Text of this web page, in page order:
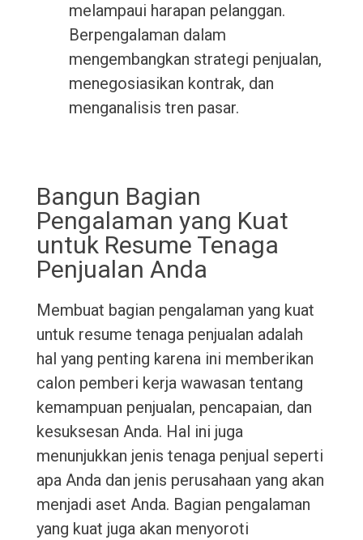
melampaui harapan pelanggan.
Berpengalaman dalam
mengembangkan strategi penjualan,
menegosiasikan kontrak, dan
menganalisis tren pasar.
Bangun Bagian
Pengalaman yang Kuat
untuk Resume Tenaga
Penjualan Anda
Membuat bagian pengalaman yang kuat
untuk resume tenaga penjualan adalah
hal yang penting karena ini memberikan
calon pemberi kerja wawasan tentang
kemampuan penjualan, pencapaian, dan
kesuksesan Anda. Hal ini juga
menunjukkan jenis tenaga penjual seperti
apa Anda dan jenis perusahaan yang akan
menjadi aset Anda. Bagian pengalaman
yang kuat juga akan menyoroti